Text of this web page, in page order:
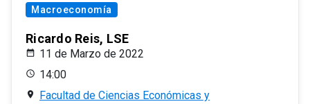
Macroeconomía
Ricardo Reis, LSE
11 de Marzo de 2022
14:00
Facultad de Ciencias Económicas y